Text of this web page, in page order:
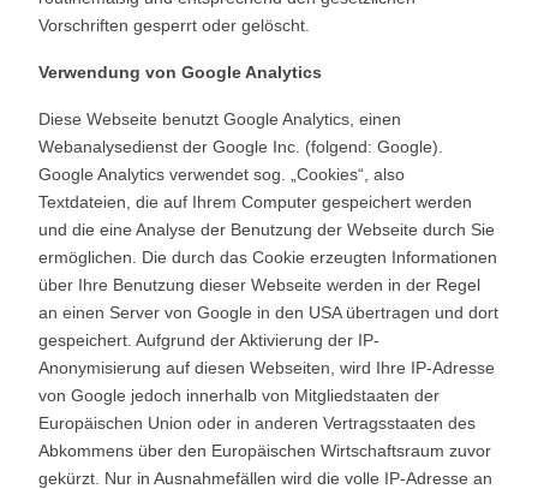
Vorschriften gesperrt oder gelöscht.
Verwendung von Google Analytics
Diese Webseite benutzt Google Analytics, einen
Webanalysedienst der Google Inc. (folgend: Google).
Google Analytics verwendet sog. „Cookies“, also
Textdateien, die auf Ihrem Computer gespeichert werden
und die eine Analyse der Benutzung der Webseite durch Sie
ermöglichen. Die durch das Cookie erzeugten Informationen
über Ihre Benutzung dieser Webseite werden in der Regel
an einen Server von Google in den USA übertragen und dort
gespeichert. Aufgrund der Aktivierung der IP-
Anonymisierung auf diesen Webseiten, wird Ihre IP-Adresse
von Google jedoch innerhalb von Mitgliedstaaten der
Europäischen Union oder in anderen Vertragsstaaten des
Abkommens über den Europäischen Wirtschaftsraum zuvor
gekürzt. Nur in Ausnahmefällen wird die volle IP-Adresse an